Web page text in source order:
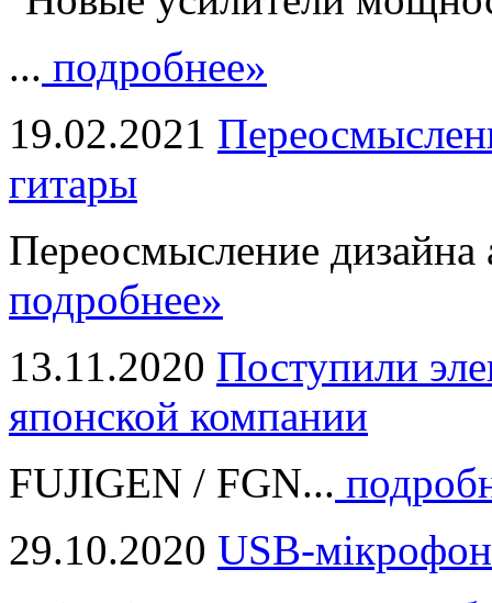
... подробнее»
19.02.2021
гитары
Переосмысление дизайна
подробнее»
13.11.2020 Поступили
японской компании
FUJIGEN / FGN...
29.10.2020 USB-